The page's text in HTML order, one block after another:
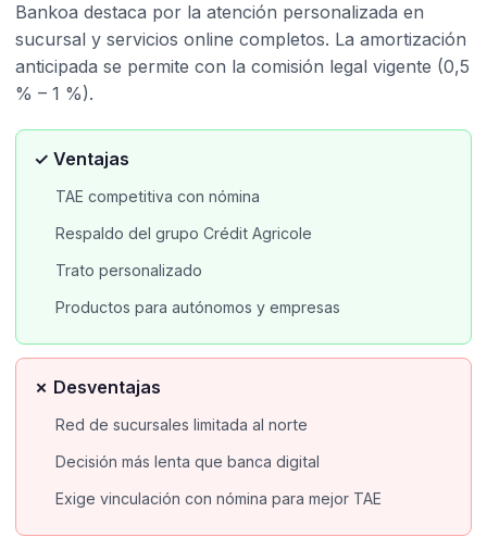
Bankoa destaca por la atención personalizada en
sucursal y servicios online completos. La amortización
anticipada se permite con la comisión legal vigente (0,5
% – 1 %).
✓ Ventajas
TAE competitiva con nómina
Respaldo del grupo Crédit Agricole
Trato personalizado
Productos para autónomos y empresas
✗ Desventajas
Red de sucursales limitada al norte
Decisión más lenta que banca digital
Exige vinculación con nómina para mejor TAE